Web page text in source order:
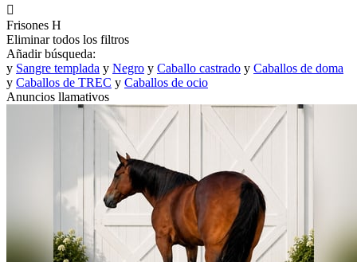

Frisones H
Eliminar todos los filtros
Añadir búsqueda:
y Sangre templada y Negro y Caballo castrado y Caballos de doma
y Caballos de TREC y Caballos de ocio
Anuncios llamativos